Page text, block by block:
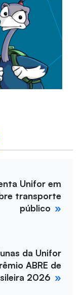
Unifor em
transporte
público
da Unifor
ABRE de
2026